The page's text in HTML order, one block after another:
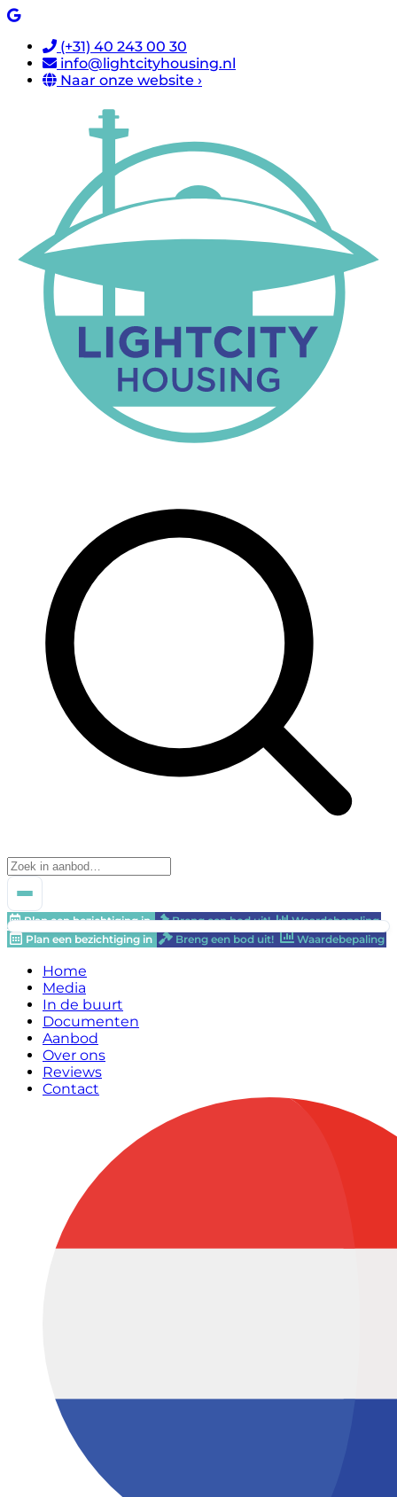
(+31) 40 243 00 30
info@lightcityhousing.nl
Naar onze website ›
Plan een bezichtiging in Breng een bod uit!
Waardebepaling
Plan een bezichtiging in
Breng een bod uit! Waardebepaling
Home
Media
In de buurt
Documenten
Aanbod
Over ons
Reviews
Contact